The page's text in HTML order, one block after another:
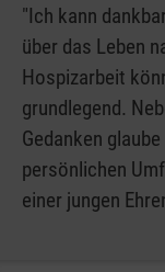
"Ich kann
über das Leben
Hospizarbeit
grundlegend.
Gedanken
persönlichen
einer jungen